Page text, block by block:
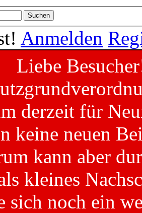
Anmelden
Liebe
derzeit für
keine neuen
kann aber
kleines
sich noch ein